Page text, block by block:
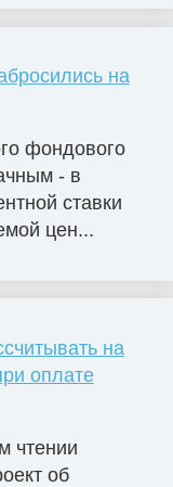
на
фондового
- в
ставки
цен...
на
оплате
чтении
об